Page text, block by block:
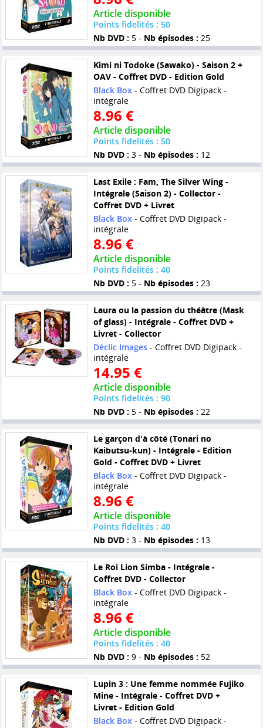
Article disponible
Points fidelités : 50
Nb DVD : 5 - Nb épisodes : 25
Kimi ni Todoke (Sawako) - Saison 2 +
OAV - Coffret DVD - Edition Gold
Black Box- Coffret DVD Digipack -
intégrale
8.96 €
Article disponible
Points fidelités : 50
Nb DVD : 3 - Nb épisodes : 12
Last Exile : Fam, The Silver Wing -
Intégrale (Saison 2) - Collector -
Coffret DVD + Livret
Black Box- Coffret DVD Digipack -
intégrale
8.96 €
Article disponible
Points fidelités : 40
Nb DVD : 5 - Nb épisodes : 23
Laura ou la passion du théâtre (Mask
of glass) - Intégrale - Coffret DVD +
Livret - Collector
Déclic Images- Coffret DVD Digipack -
intégrale
14.95 €
Article disponible
Points fidelités : 90
Nb DVD : 5 - Nb épisodes : 22
Le garçon d'à côté (Tonari no
Kaibutsu-kun) - Intégrale - Edition
Gold - Coffret DVD + Livret
Black Box - Coffret DVD Digipack -
intégrale
8.96 €
Article disponible
Points fidelités : 40
Nb DVD : 3 - Nb épisodes : 13
Le Roi Lion Simba - Intégrale -
Coffret DVD - Collector
Black Box - Coffret DVD Digipack -
intégrale
8.96 €
Article disponible
Points fidelités : 40
Nb DVD : 9 - Nb épisodes : 52
Lupin 3 : Une femme nommée Fujiko
Mine - Intégrale - Coffret DVD +
Livret - Edition Gold
Black Box - Coffret DVD Digipack -